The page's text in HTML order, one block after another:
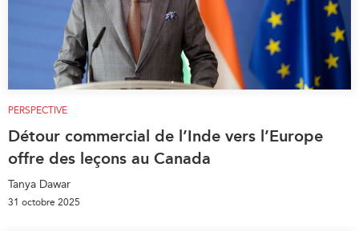
PERSPECTIVE
Détour commercial de l’Inde vers l’Europe
offre des leçons au Canada
Tanya Dawar
31 octobre 2025